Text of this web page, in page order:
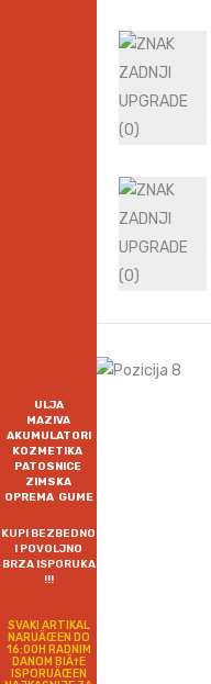
ULJA
MAZIVA
AKUMULATORI
KOZMETIKA
PATOSNICE
ZIMSKA
OPREMA GUME
KUPI BEZBEDNO
I POVOLJNO
BRZA ISPORUKA
!!!
SVAKI ARTIKAL
NARUÄŒEN DO
16:00H RADNIM
DANOM BIÄ†E
ISPORUÄŒEN